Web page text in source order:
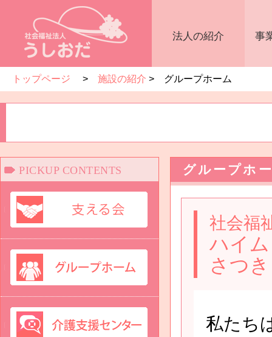
法人の紹介 事
トップページ > 施設の紹介 > グループホーム
PICKUP CONTENTS グループホ
社会福
ハイ
さつき
私たち